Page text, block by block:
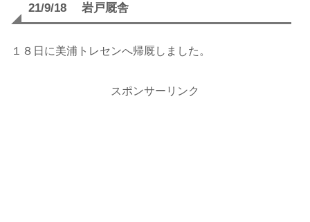
21/9/18 岩戸厩舎
１８日に美浦トレセンへ帰厩しました。
スポンサーリンク